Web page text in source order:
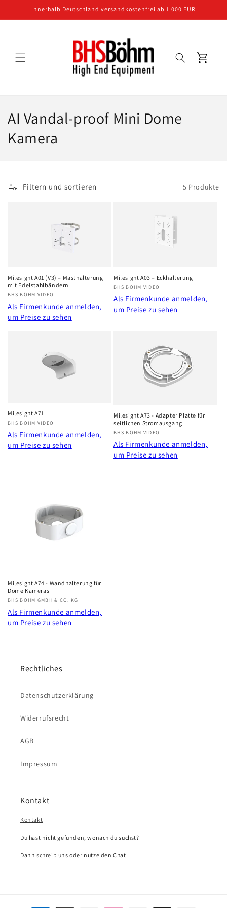
Inhalt
Innerhalb Deutschland versandkostenfrei ab 1.000 EUR
Warenkorb
K
a
g
e
:
AI Vandal-proof Mini Dome
Kamera
Filtern und sortieren 5 Produkte
Milesight A01 (V3) – Masthalterung
mit Edelstahlbändern
Anbieter:
BHS BÖHM VIDEO
Als Firmenkunde anmelden,
um Preise zu sehen
Milesight A03 – Eckhalterung
Anbieter:
BHS BÖHM VIDEO
Als Firmenkunde anmelden,
um Preise zu sehen
Milesight A71
Anbieter:
BHS BÖHM VIDEO
Als Firmenkunde anmelden,
um Preise zu sehen
Milesight A73 - Adapter Platte für
seitlichen Stromausgang
Anbieter:
BHS BÖHM VIDEO
Als Firmenkunde anmelden,
um Preise zu sehen
Milesight A74 - Wandhalterung für
Dome Kameras
Anbieter:
BHS BÖHM GMBH & CO. KG
Als Firmenkunde anmelden,
um Preise zu sehen
Rechtliches
Datenschutzerklärung
Widerrufsrecht
AGB
Impressum
Kontakt
Kontakt
Du hast nicht gefunden, wonach du suchst?
Dann schreib uns oder nutze den Chat.